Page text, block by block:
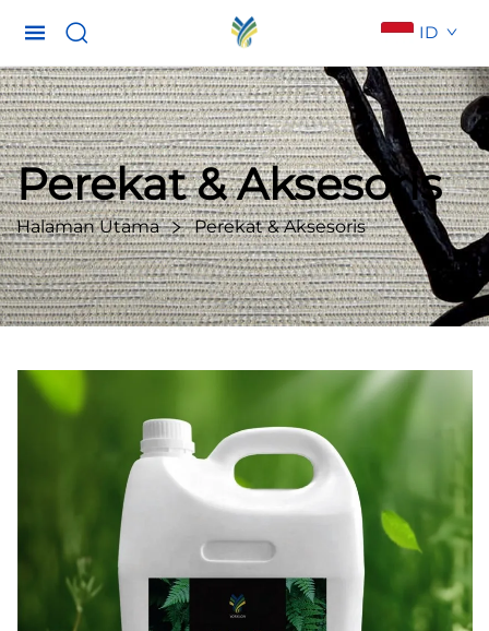
ID
Perekat & Aksesoris
Halaman Utama Perekat & Aksesoris